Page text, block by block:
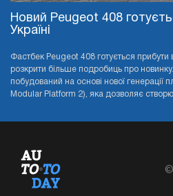
Новий Peugeot 408
Україні
Фастбек Peugeot 408 готується прибути
розкрити більше подробиць про
побудований на основі нової генерації
Modular Platform 2), яка дозволяє
©